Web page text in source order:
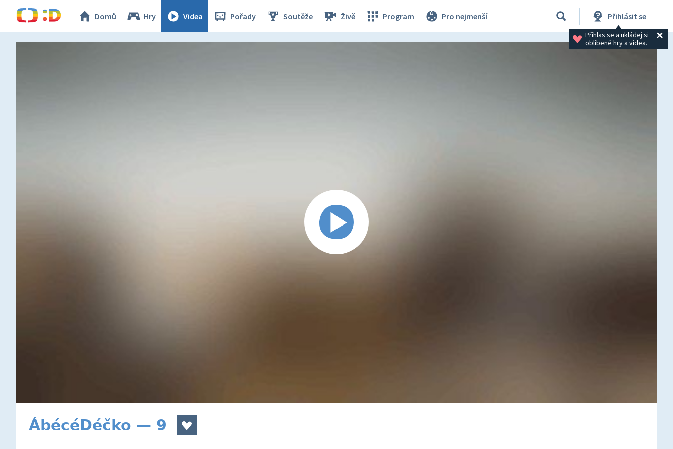
Domů Hry Videa Pořady Soutěže Živě Program Pro nejmenší Přihlásit se
Přihlas se a ukládej si
oblíbené hry a videa.
ÁbécéDéčko — 9